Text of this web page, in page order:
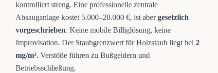
kontrolliert streng. Eine professionelle zentrale
Absauganlage kostet 5.000–20.000 €, ist abergesetzlich
vorgeschrieben. Keine mobile Billiglösung, keine
Improvisation. Der Staubgrenzwert für Holzstaub liegt bei 2
mg/m³. Verstöße führen zu Bußgeldern und
Betriebsschließung.